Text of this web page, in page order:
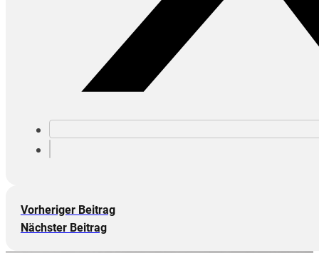
Vorheriger Beitrag
Nächster Beitrag